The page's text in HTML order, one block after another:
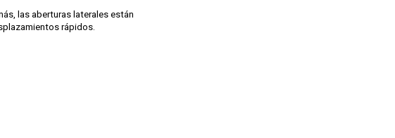
las aberturas laterales están
rápidos.